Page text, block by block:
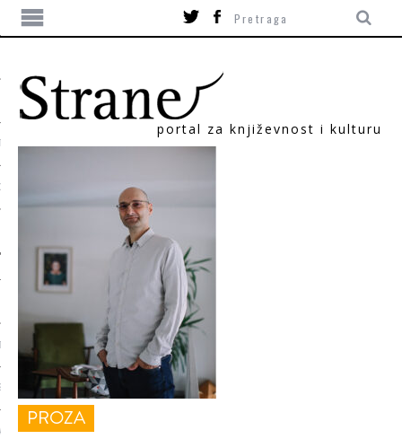
portal za književnost i kulturu
PROZA